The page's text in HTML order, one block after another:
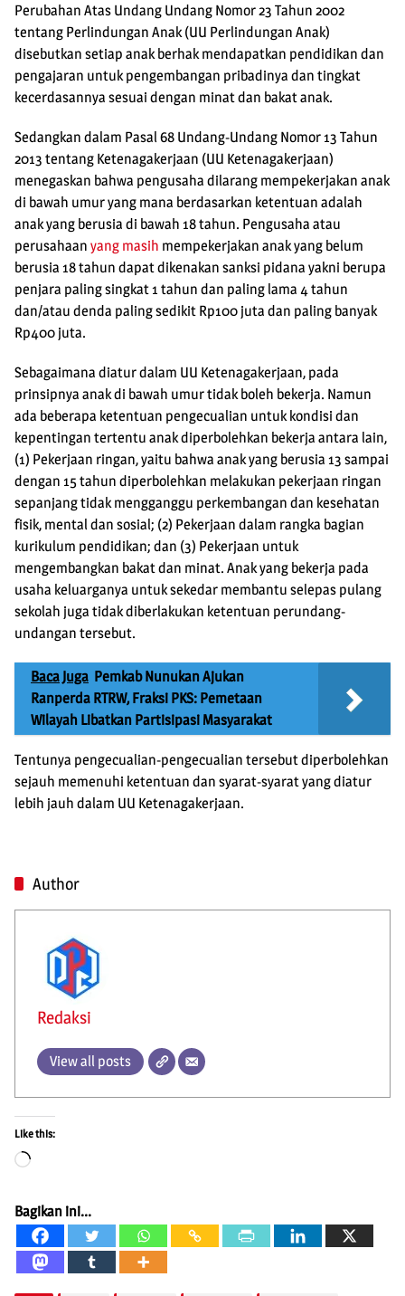
Perubahan Atas Undang Undang Nomor 23 Tahun 2002
tentang Perlindungan Anak (UU Perlindungan Anak)
disebutkan setiap anak berhak mendapatkan pendidikan dan
pengajaran untuk pengembangan pribadinya dan tingkat
kecerdasannya sesuai dengan minat dan bakat anak.
Sedangkan dalam Pasal 68 Undang-Undang Nomor 13 Tahun
2013 tentang Ketenagakerjaan (UU Ketenagakerjaan)
menegaskan bahwa pengusaha dilarang mempekerjakan anak
di bawah umur yang mana berdasarkan ketentuan adalah
anak yang berusia di bawah 18 tahun. Pengusaha atau
perusahaan yang masih mempekerjakan anak yang belum
berusia 18 tahun dapat dikenakan sanksi pidana yakni berupa
penjara paling singkat 1 tahun dan paling lama 4 tahun
dan/atau denda paling sedikit Rp100 juta dan paling banyak
Rp400 juta.
Sebagaimana diatur dalam UU Ketenagakerjaan, pada
prinsipnya anak di bawah umur tidak boleh bekerja. Namun
ada beberapa ketentuan pengecualian untuk kondisi dan
kepentingan tertentu anak diperbolehkan bekerja antara lain,
(1) Pekerjaan ringan, yaitu bahwa anak yang berusia 13 sampai
dengan 15 tahun diperbolehkan melakukan pekerjaan ringan
sepanjang tidak mengganggu perkembangan dan kesehatan
fisik, mental dan sosial; (2) Pekerjaan dalam rangka bagian
kurikulum pendidikan; dan (3) Pekerjaan untuk
mengembangkan bakat dan minat. Anak yang bekerja pada
usaha keluarganya untuk sekedar membantu selepas pulang
sekolah juga tidak diberlakukan ketentuan perundang-
undangan tersebut.
Baca Juga Pemkab Nunukan Ajukan
Ranperda RTRW, Fraksi PKS: Pemetaan
Wilayah Libatkan Partisipasi Masyarakat
Tentunya pengecualian-pengecualian tersebut diperbolehkan
sejauh memenuhi ketentuan dan syarat-syarat yang diatur
lebih jauh dalam UU Ketenagakerjaan.
Author
Redaksi
View all posts
Like this:
Loading…
Bagikan ini...